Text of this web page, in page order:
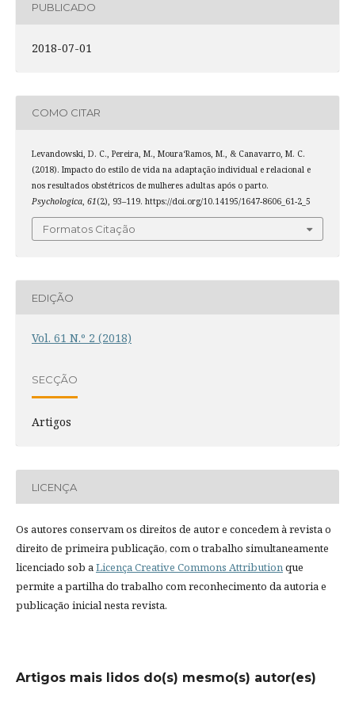
PUBLICADO
2018-07-01
COMO CITAR
Levandowski, D. C., Pereira, M., Moura­‘Ramos, M., & Canavarro, M. C.
(2018). Impacto do estilo de vida na adaptação individual e relacional e
nos resultados obstétricos de mulheres adultas após o parto.
Psychologica, 61(2), 93–119. https://doi.org/10.14195/1647-8606_61-2_5
Formatos Citação
EDIÇÃO
Vol. 61 N.º 2 (2018)
SECÇÃO
Artigos
LICENÇA
Os autores conservam os direitos de autor e concedem à revista o
direito de primeira publicação, com o trabalho simultaneamente
licenciado sob aLicença Creative Commons Attributionque
permite a partilha do trabalho com reconhecimento da autoria e
publicação inicial nesta revista.
Artigos mais lidos do(s) mesmo(s) autor(es)